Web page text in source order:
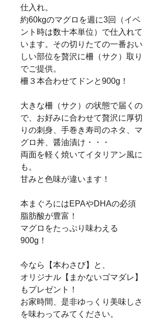
仕入れ。
約60kgのマグロを週に3回（イベ
ント時は数十本単位）で仕入れて
います。その切りたての一番おい
しい部位を贅沢に柵（サク）取り
でご提供。
柵３本合わせてドンと900g！
大きな柵（サク）の状態で届くの
で、お好みに合わせて贅沢に厚切
りの刺身、手巻き寿司のネタ、マ
グロ丼、醤油漬け・・・
両面を軽く焼いてイタリアン風に
も。
甘みと色味が違います！
本まぐろにはEPAやDHAの必須
脂肪酸が豊富！
マグロをたっぷり味わえる
900g！
今なら【本わさび】と、
オリジナル【まかないゴマダレ】
もプレゼント！
お家時間、是非ゆっくり美味しさ
を味わってみてください。